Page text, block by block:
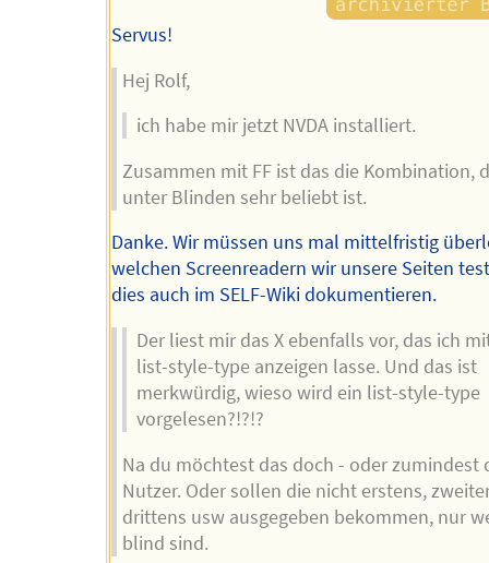
Servus!
Hej Rolf,
ich habe mir jetzt NVDA installiert.
Zusammen mit FF ist das die Kombination,
unter Blinden sehr beliebt ist.
Danke. Wir müssen uns mal mittelfristig
welchen Screenreadern wir unsere Seiten
dies auch im SELF-Wiki dokumentieren.
Der liest mir das X ebenfalls vor, das ich
list-style-type anzeigen lasse. Und das ist
merkwürdig, wieso wird ein list-style-type
vorgelesen?!?!?
Na du möchtest das doch - oder zumindest
Nutzer. Oder sollen die nicht erstens,
drittens usw ausgegeben bekommen, nur
blind sind.